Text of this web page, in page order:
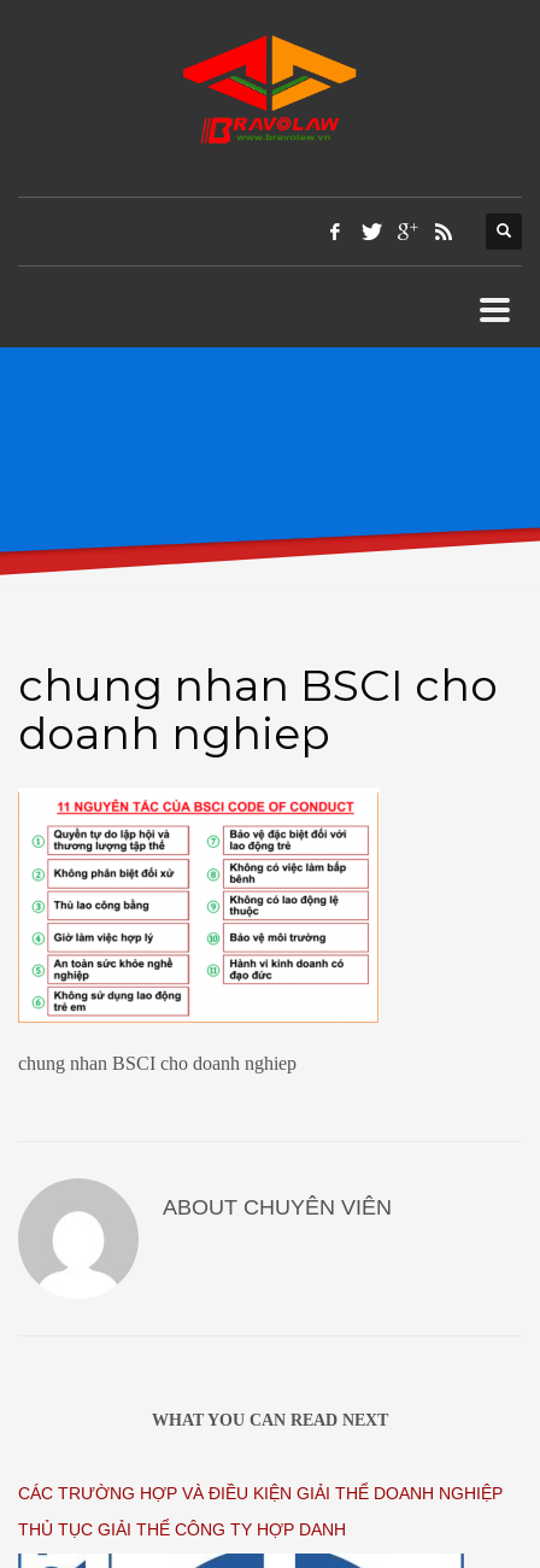
chung nhan BSCI cho
doanh nghiep
chung nhan BSCI cho doanh nghiep
ABOUT CHUYÊN VIÊN
WHAT YOU CAN READ NEXT
CÁC TRƯỜNG HỢP VÀ ĐIỀU KIỆN GIẢI THỂ DOANH NGHIỆP
THỦ TỤC GIẢI THỂ CÔNG TY HỢP DANH